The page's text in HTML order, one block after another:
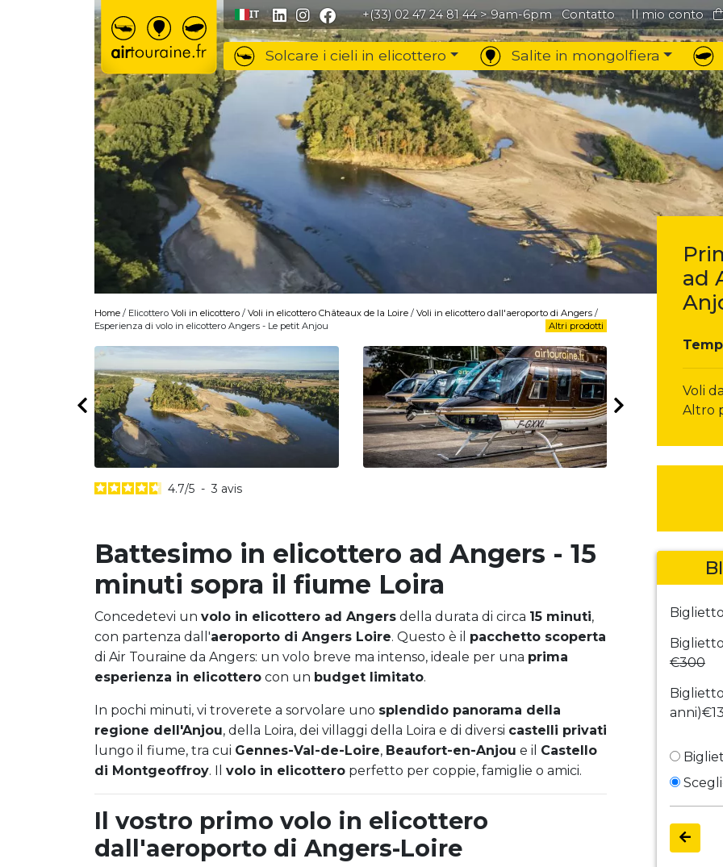
Vai al contenuto IT +(33) 02 47 24 81 44> 9am-6pm Contatto Il mio conto
Solcare i cieli in elicottero Salite in mongolfiera
ad
Voli
Altro
€300
anni)
Home / Elicottero Voli in elicottero / Voli in elicottero Châteaux de la Loire / Voli in elicottero dall'aeroporto di Angers /
Esperienza di volo in elicottero Angers - Le petit Anjou
Altri prodotti
4.7/5 - 3 avis
Battesimo in elicottero ad Angers - 15
minuti sopra il fiume Loira
Concedetevi un volo in elicottero ad Angers della durata di circa 15 minuti,
con partenza dall'aeroporto di Angers Loire. Questo è il pacchetto scoperta
di Air Touraine da Angers: un volo breve ma intenso, ideale per una prima
esperienza in elicottero con un budget limitato.
In pochi minuti, vi troverete a sorvolare uno splendido panorama della
regione dell'Anjou, della Loira, dei villaggi della Loira e di diversi castelli privati
lungo il fiume, tra cui Gennes-Val-de-Loire, Beaufort-en-Anjou e il Castello
di Montgeoffroy. Il volo in elicottero perfetto per coppie, famiglie o amici.
Il vostro primo volo in elicottero
dall'aeroporto di Angers-Loire